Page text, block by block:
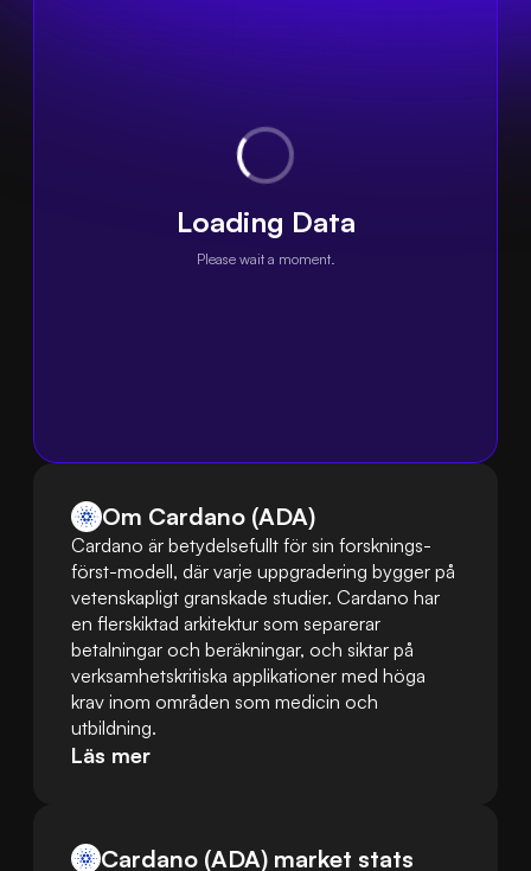
Loading Data
Please wait a moment.
Om Cardano (ADA)
Cardano är betydelsefullt för sin forsknings-
först-modell, där varje uppgradering bygger på
vetenskapligt granskade studier. Cardano har
en flerskiktad arkitektur som separerar
betalningar och beräkningar, och siktar på
verksamhetskritiska applikationer med höga
krav inom områden som medicin och
utbildning.
Läs mer
Cardano (ADA) market stats